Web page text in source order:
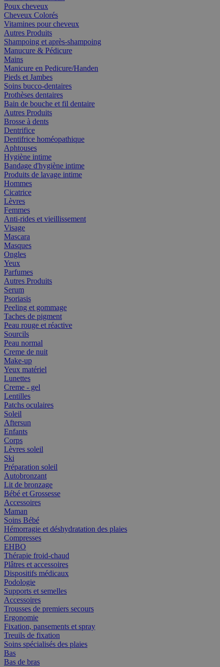
Poux cheveux
Cheveux Colorés
Vitamines pour cheveux
Autres Produits
Shampoing et après-shampoing
Manucure & Pédicure
Mains
Manicure en Pedicure/Handen
Pieds et Jambes
Soins bucco-dentaires
Prothèses dentaires
Bain de bouche et fil dentaire
Autres Produits
Brosse à dents
Dentrifice
Dentifrice homéopathique
Aphtouses
Hygiène intime
Bandage d'hygiène intime
Produits de lavage intime
Hommes
Cicatrice
Lèvres
Femmes
Anti-rides et vieillissement
Visage
Mascara
Masques
Ongles
Yeux
Parfumes
Autres Produits
Serum
Psoriasis
Peeling et gommage
Taches de pigment
Peau rouge et réactive
Sourcils
Peau normal
Creme de nuit
Make-up
Yeux matériel
Lunettes
Creme - gel
Lentilles
Patchs oculaires
Soleil
Aftersun
Enfants
Corps
Lèvres soleil
Ski
Préparation soleil
Autobronzant
Lit de bronzage
Bébé et Grossesse
Accessoires
Maman
Soins Bébé
Hémorragie et déshydratation des plaies
Compresses
EHBO
Thérapie froid-chaud
Plâtres et accessoires
Dispositifs médicaux
Podologie
Supports et semelles
Accessoires
Trousses de premiers secours
Ergonomie
Fixation, pansements et spray
Treuils de fixation
Soins spécialisés des plaies
Bas
Bas de bras